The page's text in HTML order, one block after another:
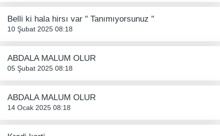
Belli ki hala hirsı var " Tanımıyorsunuz "
10 Şubat 2025 08:18
ABDALA MALUM OLUR
05 Şubat 2025 08:18
ABDALA MALUM OLUR
14 Ocak 2025 08:18